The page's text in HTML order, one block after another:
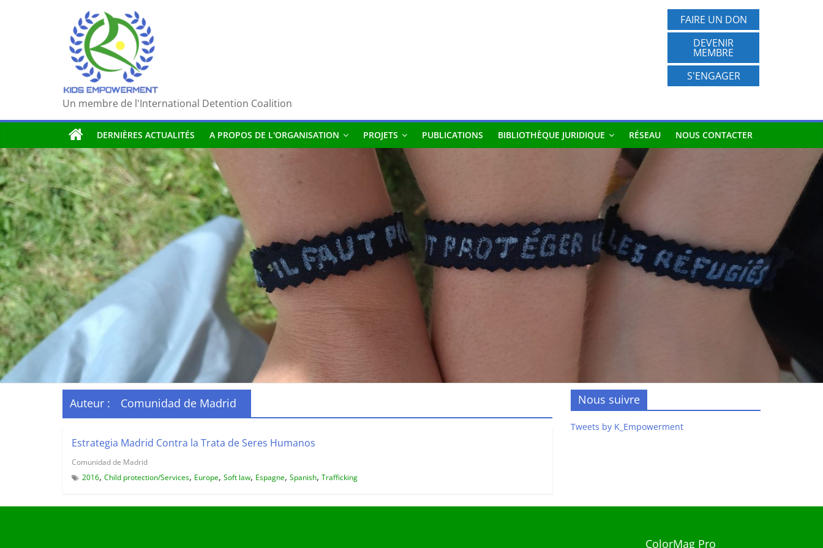
Un membre de l'International Detention Coalition
FAIRE UN DON
DEVENIR
MEMBRE
S'ENGAGER
DERNIÈRES ACTUALITÉS A PROPOS DE L'ORGANISATION PROJETS PUBLICATIONS BIBLIOTHÈQUE JURIDIQUE RÉSEAU NOUS CONTACTER
Auteur : Comunidad de Madrid
Estrategia Madrid Contra la Trata de Seres Humanos
Comunidad de Madrid
2016, Child protection/Services, Europe, Soft law, Espagne, Spanish, Trafficking
Nous suivre
Tweets by K_Empowerment
ColorMag Pro